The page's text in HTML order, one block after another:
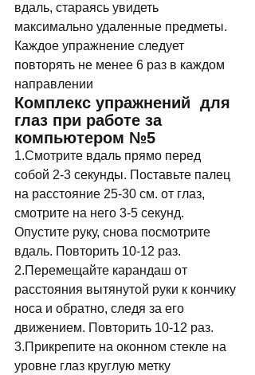
вдаль, стараясь увидеть
максимально удаленные предметы.
Каждое упражнение следует
повторять не менее 6 раз в каждом
направлении
Комплекс упражнений  для
глаз при работе за
компьютером №5
1.Смотрите вдаль прямо перед
собой 2-3 секунды. Поставьте палец
на расстояние 25-30 см. от глаз,
смотрите на него 3-5 секунд.
Опустите руку, снова посмотрите
вдаль. Повторить 10-12 раз.
2.Перемещайте карандаш от
расстояния вытянутой руки к кончику
носа и обратно, следя за его
движением. Повторить 10-12 раз.
3.Прикрепите на оконном стекле на
уровне глаз круглую метку